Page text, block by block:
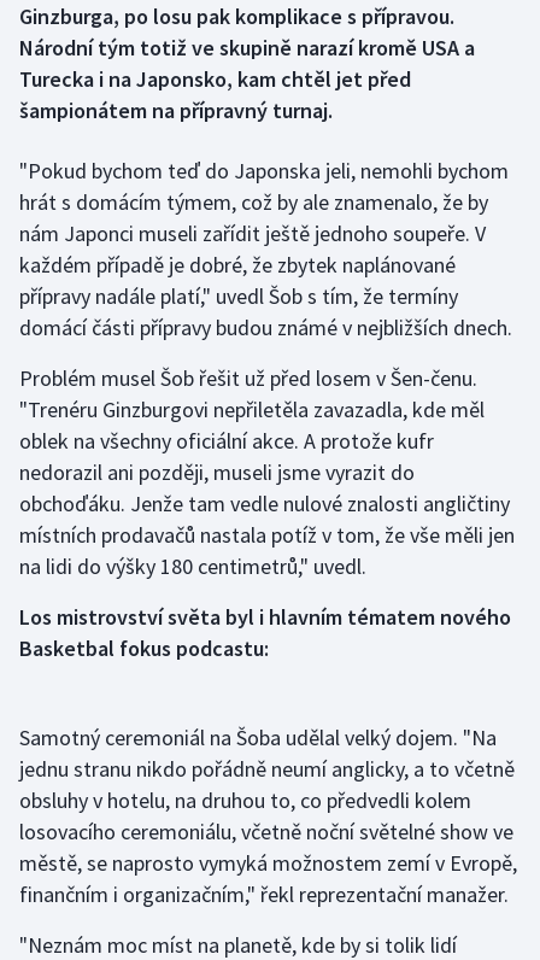
Curling
Dostihy
Florbal
Futsal
Golf
Gymnastika
Jezdectví
Judo
Krasobruslení
Lyže a snowboard
Motorsport
Olympijské hry
Parasport
Plavání
Ginzburga, po losu pak komplikace s přípravou.
Národní tým totiž ve skupině narazí kromě USA a
Turecka i na Japonsko, kam chtěl jet před
šampionátem na přípravný turnaj.
"Pokud bychom teď do Japonska jeli, nemohli bychom
hrát s domácím týmem, což by ale znamenalo, že by
nám Japonci museli zařídit ještě jednoho soupeře. V
každém případě je dobré, že zbytek naplánované
přípravy nadále platí," uvedl Šob s tím, že termíny
domácí části přípravy budou známé v nejbližších dnech.
Problém musel Šob řešit už před losem v Šen-čenu.
"Trenéru Ginzburgovi nepřiletěla zavazadla, kde měl
oblek na všechny oficiální akce. A protože kufr
nedorazil ani později, museli jsme vyrazit do
obchoďáku. Jenže tam vedle nulové znalosti angličtiny
místních prodavačů nastala potíž v tom, že vše měli jen
na lidi do výšky 180 centimetrů," uvedl.
Los mistrovství světa byl i hlavním tématem nového
Basketbal fokus podcastu:
Samotný ceremoniál na Šoba udělal velký dojem. "Na
jednu stranu nikdo pořádně neumí anglicky, a to včetně
obsluhy v hotelu, na druhou to, co předvedli kolem
losovacího ceremoniálu, včetně noční světelné show ve
městě, se naprosto vymyká možnostem zemí v Evropě,
finančním i organizačním," řekl reprezentační manažer.
"Neznám moc míst na planetě, kde by si tolik lidí